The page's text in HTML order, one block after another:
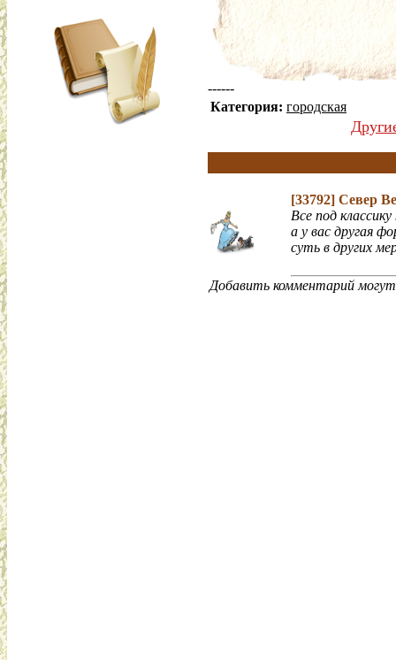
------
Категория: городская
[33792] Север
Все под
а у вас другая
суть в других
Добавить комментарий